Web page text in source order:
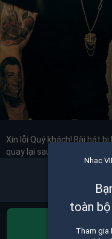
Xin lỗi Quý khách! Bài hát
quay lại sau. Trân trọng cảm
Nghe
Nhạc
toàn
Tham gia